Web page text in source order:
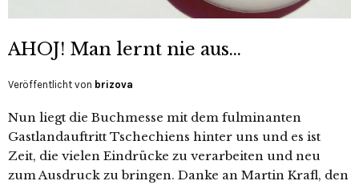
AHOJ! Man lernt nie aus…
Veröffentlicht von brizova
Nun liegt die Buchmesse mit dem fulminanten
Gastlandauftritt Tschechiens hinter uns und es ist
Zeit, die vielen Eindrücke zu verarbeiten und neu
zum Ausdruck zu bringen. Danke an Martin Krafl, den